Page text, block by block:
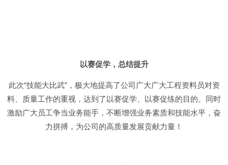
以赛促学，总结提升
此次“技能大比武”，极大地提高了公司广大广大工程资料员对资
料、质量工作的重视，达到了以赛促学、以赛促练的目的。同时
激励广大员工争当业务能手，不断增强业务素质和技能水平，奋
力拼搏，为公司的高质量发展贡献力量！